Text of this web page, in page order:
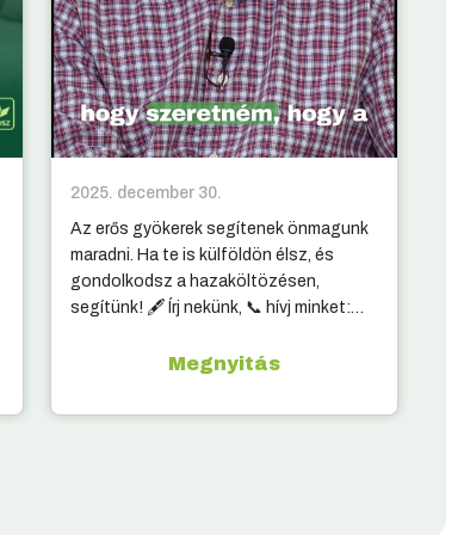
2025. december 30.
Az erős gyökerek segítenek önmagunk
maradni. Ha te is külföldön élsz, és
gondolkodsz a hazaköltözésen,
segítünk! 🖋️ Írj nekünk, 📞 hívj minket:
Megnyitás